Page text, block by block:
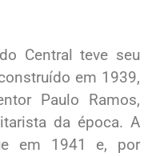
Central teve seu
em 1939,
Paulo Ramos,
da época. A
em 1941 e, por